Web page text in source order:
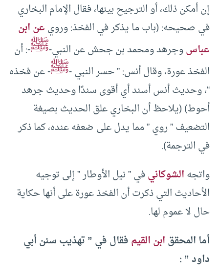
إن أمكن ذلك، أو الترجيح بينها، فقال الإمام البخاري
في صحيحه: (باب ما يذكر في الفخذ: ورويعن ابن
عباسوجرهد ومحمد بن جحش عن النبي-ﷺ-: أن
الفخذ عورة، وقال أنس: ” حسر النبي -ﷺ- عن فخذه
“، وحديث أنس أسند أي أقوى سندًا وحديث جرهد
أحوط) (يلاحظ أن البخاري علق الحديث بصيغة
التضعيف ” روي ” مما يدل على ضعفه عنده، كما ذكر
في الترجمة).
واتجهالشوكانيفي ” نيل الأوطار ” إلى توجيه
الأحاديث التي ذكرت أن الفخذ عورة على أنها حكاية
حال لا عموم لها.
أما المحققابن القيمفقال في ” تهذيب سنن أبي
داود ” :